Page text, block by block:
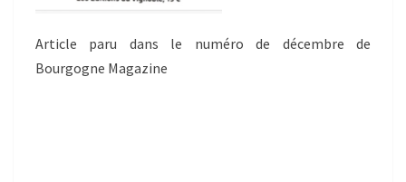
Article paru dans le numéro de décembre de
Bourgogne Magazine